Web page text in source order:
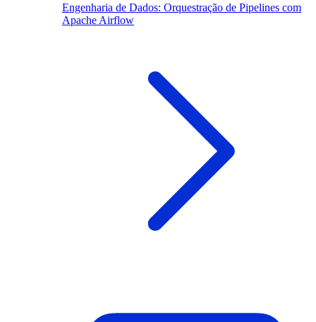
Engenharia de Dados: Orquestração de Pipelines com
Apache Airflow